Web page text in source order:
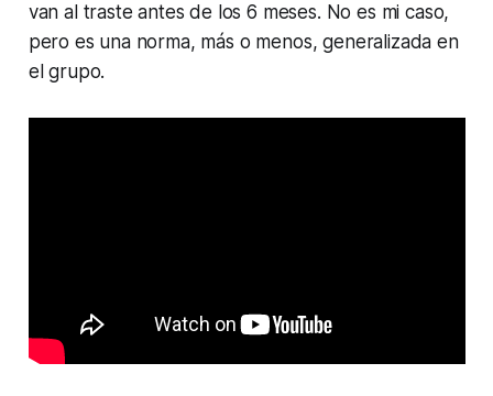
van al traste antes de los 6 meses. No es mi caso,
pero es una norma, más o menos, generalizada en
el grupo.